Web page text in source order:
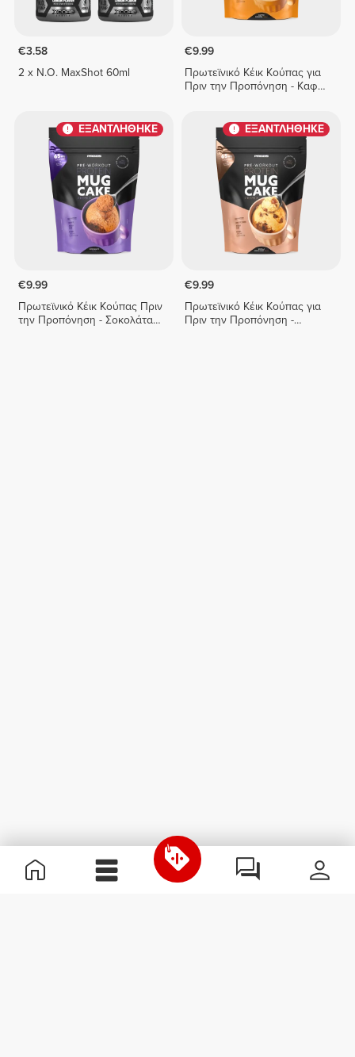
€3.58
2 x N.O. MaxShot 60ml
€9.99
Πρωτεϊνικό Κέικ Κούπας για
Πριν την Προπόνηση - Καφές
ΕΞΑΝΤΛΗΘΗΚΕ
€9.99
Πρωτεϊνικό Κέικ Κούπας Πριν
την Προπόνηση - Σοκολάτα
ΕΞΑΝΤΛΗΘΗΚΕ
€9.99
Πρωτεϊνικό Κέικ Κούπας για
Πριν την Προπόνηση -